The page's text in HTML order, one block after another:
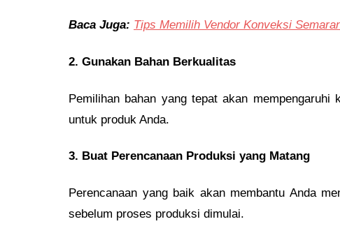
Baca Juga: Tips Memilih Vendor Konveksi
2. Gunakan Bahan Berkualitas
Pemilihan bahan yang tepat akan
untuk produk Anda.
3. Buat Perencanaan Produksi yang Matang
Perencanaan yang baik akan membantu Anda
sebelum proses produksi dimulai.